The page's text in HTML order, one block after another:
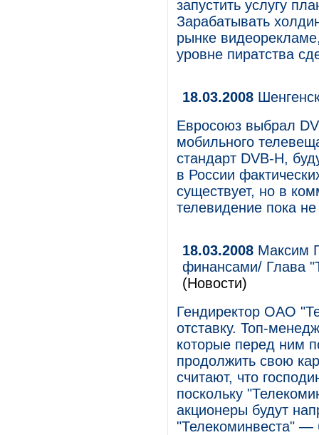
запустить услугу
Зарабатывать
рынке
уровне пиратства
18.03.2008
Евросоюз выбрал
мобильного
стандарт DVB-H,
в России
существует, но в
телевидение пока
18.03.2008 Максим
финансами/ Глава
(Новости)
Гендиректор ОАО
отставку. Топ-
которые перед ним
продолжить свою
считают, что
поскольку
акционеры будут
"Телекоминвеста" —